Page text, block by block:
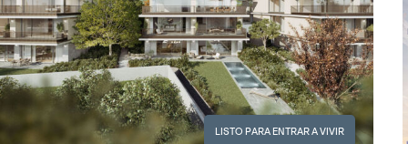
LISTO PARA ENTRAR A VIVIR